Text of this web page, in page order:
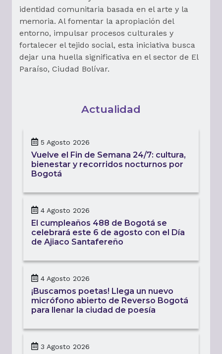
identidad comunitaria basada en el arte y la
memoria. Al fomentar la apropiación del
entorno, impulsar procesos culturales y
fortalecer el tejido social, esta iniciativa busca
dejar una huella significativa en el sector de El
Paraíso, Ciudad Bolívar.
Actualidad
5 Agosto 2026
Vuelve el Fin de Semana 24/7: cultura,
bienestar y recorridos nocturnos por
Bogotá
4 Agosto 2026
El cumpleaños 488 de Bogotá se
celebrará este 6 de agosto con el Día
de Ajiaco Santafereño
4 Agosto 2026
¡Buscamos poetas! Llega un nuevo
micrófono abierto de Reverso Bogotá
para llenar la ciudad de poesía
3 Agosto 2026